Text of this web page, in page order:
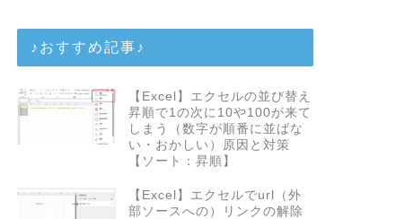
♪おすすめ記事♪
【Excel】エクセルの並び替え
昇順で1の次に10や100が来て
しまう（数字が順番に並ばな
い・おかしい）原因と対策
【ソート：昇順】
【Excel】エクセルでurl（外
部ソースへの）リンクの解除